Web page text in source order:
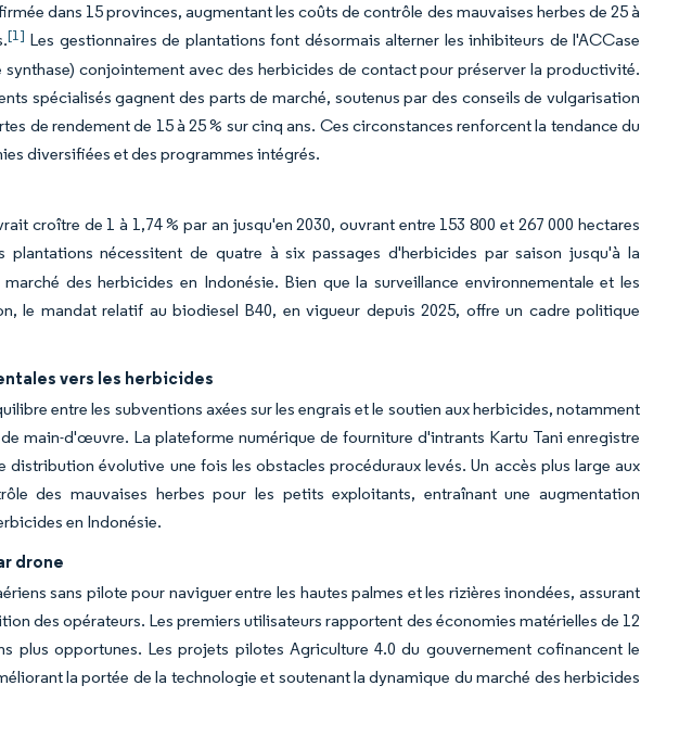
dans 15 provinces, augmentant les coûts de contrôle des mauvaises herbes de 25 à
[1] Les gestionnaires de plantations font désormais alterner les inhibiteurs de l'ACCase
synthase) conjointement avec des herbicides de contact pour préserver la productivité.
spécialisés gagnent des parts de marché, soutenus par des conseils de vulgarisation
de rendement de 15 à 25 % sur cinq ans. Ces circonstances renforcent la tendance du
diversifiées et des programmes intégrés.
croître de 1 à 1,74 % par an jusqu'en 2030, ouvrant entre 153 800 et 267 000 hectares
plantations nécessitent de quatre à six passages d'herbicides par saison jusqu'à la
des herbicides en Indonésie. Bien que la surveillance environnementale et les
le mandat relatif au biodiesel B40, en vigueur depuis 2025, offre un cadre politique
vers les herbicides
entre les subventions axées sur les engrais et le soutien aux herbicides, notamment
main-d'œuvre. La plateforme numérique de fourniture d'intrants Kartu Tani enregistre
distribution évolutive une fois les obstacles procéduraux levés. Un accès plus large aux
des mauvaises herbes pour les petits exploitants, entraînant une augmentation
en Indonésie.
drone
sans pilote pour naviguer entre les hautes palmes et les rizières inondées, assurant
des opérateurs. Les premiers utilisateurs rapportent des économies matérielles de 12
plus opportunes. Les projets pilotes Agriculture 4.0 du gouvernement cofinancent le
la portée de la technologie et soutenant la dynamique du marché des herbicides